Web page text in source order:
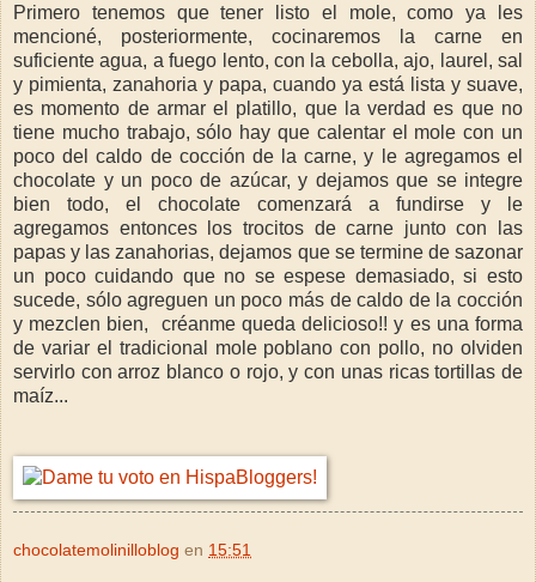
Primero tenemos que tener listo el mole, como ya les
mencioné, posteriormente, cocinaremos la carne en
suficiente agua, a fuego lento, con la cebolla, ajo, laurel, sal
y pimienta, zanahoria y papa, cuando ya está lista y suave,
es momento de armar el platillo, que la verdad es que no
tiene mucho trabajo, sólo hay que calentar el mole con un
poco del caldo de cocción de la carne, y le agregamos el
chocolate y un poco de azúcar, y dejamos que se integre
bien todo, el chocolate comenzará a fundirse y le
agregamos entonces los trocitos de carne junto con las
papas y las zanahorias, dejamos que se termine de sazonar
un poco cuidando que no se espese demasiado, si esto
sucede, sólo agreguen un poco más de caldo de la cocción
y mezclen bien, créanme queda delicioso!! y es una forma
de variar el tradicional mole poblano con pollo, no olviden
servirlo con arroz blanco o rojo, y con unas ricas tortillas de
maíz...
chocolatemolinilloblog en 15:51